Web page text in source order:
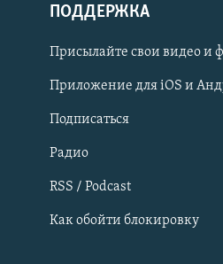
Українською
Qırımtatar
ПРИСОЕДИНЯЙТЕСЬ!
ПОДДЕРЖКА
Присылайте свои видео и
Приложение для iOS и
Подписаться
Радио
RSS / Podcast
Как обойти блокировку